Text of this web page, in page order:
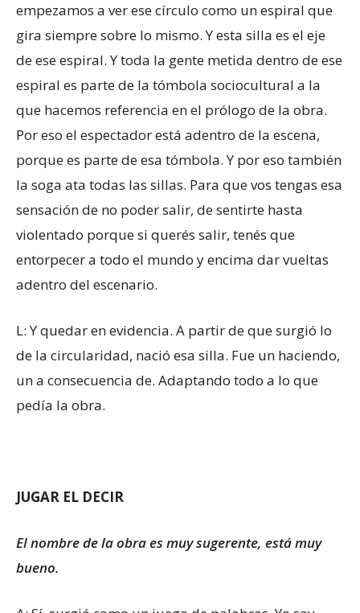
empezamos a ver ese círculo como un espiral que
gira siempre sobre lo mismo. Y esta silla es el eje
de ese espiral. Y toda la gente metida dentro de ese
espiral es parte de la tómbola sociocultural a la
que hacemos referencia en el prólogo de la obra.
Por eso el espectador está adentro de la escena,
porque es parte de esa tómbola. Y por eso también
la soga ata todas las sillas. Para que vos tengas esa
sensación de no poder salir, de sentirte hasta
violentado porque si querés salir, tenés que
entorpecer a todo el mundo y encima dar vueltas
adentro del escenario.
L: Y quedar en evidencia. A partir de que surgió lo
de la circularidad, nació esa silla. Fue un haciendo,
un a consecuencia de. Adaptando todo a lo que
pedía la obra.
JUGAR EL DECIR
El nombre de la obra es muy sugerente, está muy
bueno.